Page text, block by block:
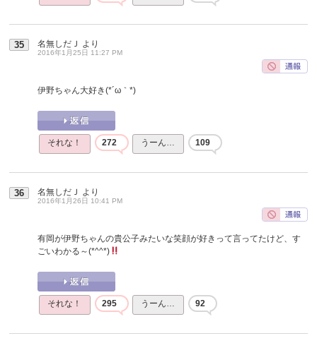
35 名無しだＪ より
2016年1月25日 11:27 PM
伊野ちゃん大好き(*´ω｀*)
それな！ 272 うーん… 109
36 名無しだＪ より
2016年1月26日 10:41 PM
有岡が伊野ちゃんの貴公子みたいな笑顔が好きって言ってたけど、す
ごいわかる～(*^^*)
それな！ 295 うーん… 92